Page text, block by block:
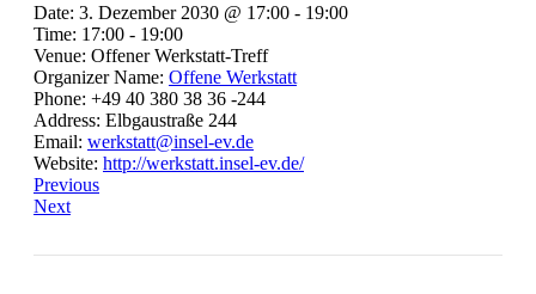
Date: 3. Dezember 2030 @ 17:00 - 19:00
Time: 17:00 - 19:00
Venue: Offener Werkstatt-Treff
Organizer Name: Offene Werkstatt
Phone: +49 40 380 38 36 -244
Address: Elbgaustraße 244
Email: werkstatt@insel-ev.de
Website: http://werkstatt.insel-ev.de/
Previous
Next